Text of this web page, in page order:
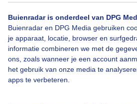
Buienradar is onderdeel van DPG
Buienradar en DPG Media gebruiken
je apparaat, locatie, browser en
informatie combineren we met de
ons, zoals wanneer je een account
het gebruik van onze media te
apps te verbeteren.
Bekijk slideshow